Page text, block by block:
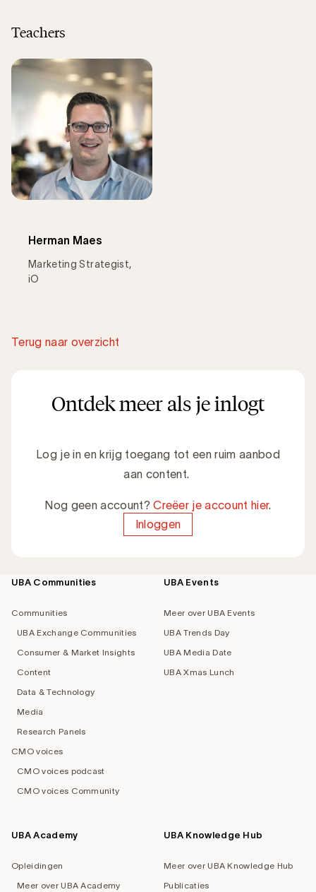
Teachers
Herman Maes
Marketing Strategist,
iO
Terug naar overzicht
Ontdek meer als je inlogt
Log je in en krijg toegang tot een ruim aanbod
aan content.
Nog geen account?Creëer je account hier.
Inloggen
Footer
UBA Communities
Communities
UBA Exchange Communities
Consumer & Market Insights
Content
Data & Technology
Media
Research Panels
CMO voices
CMO voices podcast
CMO voices Community
UBA Events
Meer over UBA Events
UBA Trends Day
UBA Media Date
UBA Xmas Lunch
UBA Academy
Opleidingen
Meer over UBA Academy
UBA Knowledge Hub
Meer over UBA Knowledge Hub
Publicaties